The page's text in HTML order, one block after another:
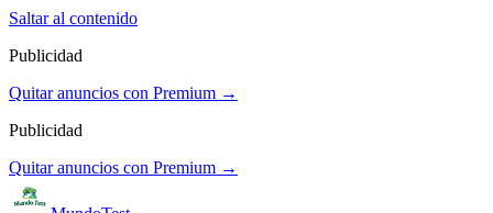
Saltar al contenido
Publicidad
Quitar anuncios con Premium →
Publicidad
Quitar anuncios con Premium →